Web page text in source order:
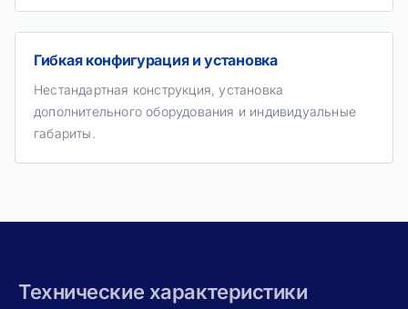
Гибкая конфигурация и установка
Нестандартная конструкция, установка
дополнительного оборудования и индивидуальные
габариты.
Технические характеристики